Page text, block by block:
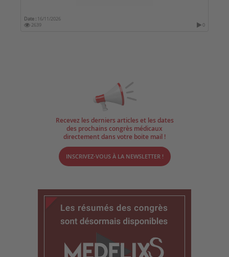
Date : 16/11/2026
2639
0
Recevez les derniers articles et les dates
des prochains congrès médicaux
directement dans votre boite mail !
INSCRIVEZ-VOUS À LA NEWSLETTER !